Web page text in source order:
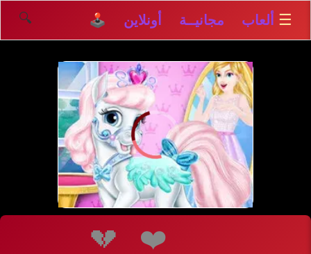
☰ ألعاب مجانيــة أونلاين 🕹️ 🔍
إلعــــب
❤️
💔